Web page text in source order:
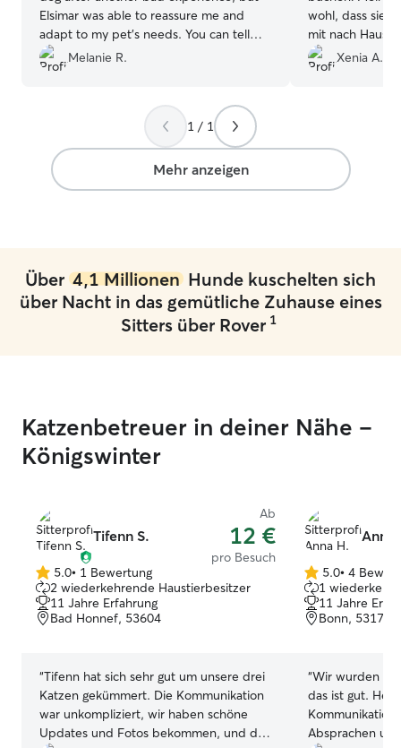
Elsimar was able to reassure me and
adapt to my pet's needs. You can tell
she loves dogs and knows how to look
after them. Ezra was like a king in her
animals were obvious. I can only advise
you to use her services, your pet will be
pampered and loved in this home! As a
bonus, I received regular videos and
news of your little companion.
Melanie R.
wohl, dass sie
mit nach
Xenia A.
1 / 1
Mehr anzeigen
Über 4,1 Millionen Hunde kuschelten sich
über Nacht in das gemütliche Zuhause eines
Sitters über Rover 1
Katzenbetreuer in deiner Nähe –
Königswinter
Tifenn S.
Ab
12 €
pro Besuch
5.0
von
5
Sternen
5.0• 1 Bewertung
2 wiederkehrende Haustierbesitzer
11 Jahre Erfahrung
Bad Honnef, 53604
“Tifenn hat sich sehr gut um unsere drei
Katzen gekümmert. Die Kommunikation
war unkompliziert, wir haben schöne
Updates und Fotos bekommen, und die
Anna
5.0
von
5
Sternen
5.0• 4
1
11 Jahre
Bonn, 53173
“Wir wurden
das ist gut.
Absprachen